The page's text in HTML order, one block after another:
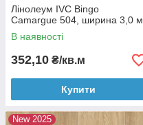
Лінолеум IVC Bingo
Camargue 504, ширина 3,0 м
В наявності
352,10 ₴/кв.м
Купити
New 2025